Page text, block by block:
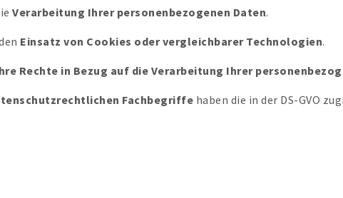
Verarbeitung Ihrer personenbezogenen Daten.
Einsatz von Cookies oder vergleichbarer Technologien.
Rechte in Bezug auf die Verarbeitung Ihrer
Fachbegriffe haben die in der DS-GVO